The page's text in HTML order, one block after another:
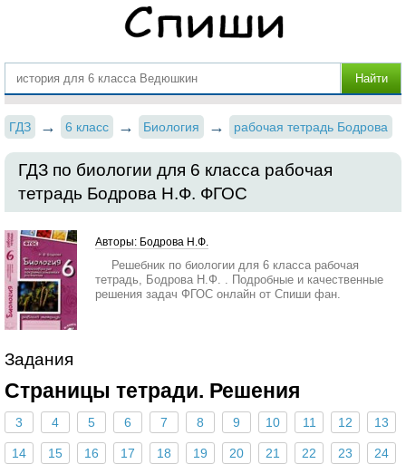
ГДЗ 6 класс Биология рабочая тетрадь Бодрова
ГДЗ по биологии для 6 класса рабочая
тетрадь Бодрова Н.Ф. ФГОС
Авторы: Бодрова Н.Ф.
Решебник по биологии для 6 класса рабочая
тетрадь, Бодрова Н.Ф. . Подробные и качественные
решения задач ФГОС онлайн от Спиши фан.
Задания
Страницы тетради. Решения
3 4 5 6 7 8 9 10 11 12 13
14 15 16 17 18 19 20 21 22 23 24